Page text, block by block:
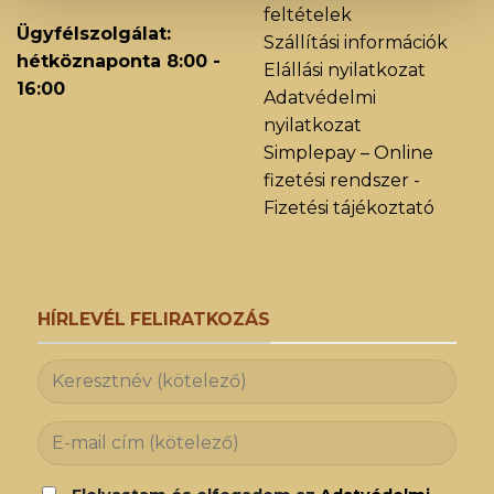
Ügyfélszolgálat:
hétköznaponta 8:00 -
16:00
feltételek
Szállítási információk
Elállási nyilatkozat
Adatvédelmi
nyilatkozat
Simplepay – Online
fizetési rendszer -
Fizetési tájékoztató
HÍRLEVÉL FELIRATKOZÁS